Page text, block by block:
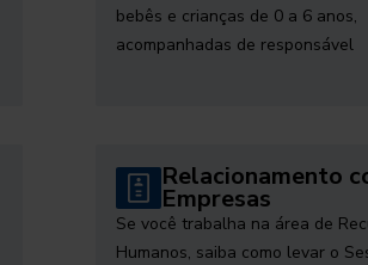
bebês e crianças de 0 a 6 anos,
acompanhadas de responsável
Relacionamento
Empresas
Se você trabalha na área de
Humanos, saiba como levar o